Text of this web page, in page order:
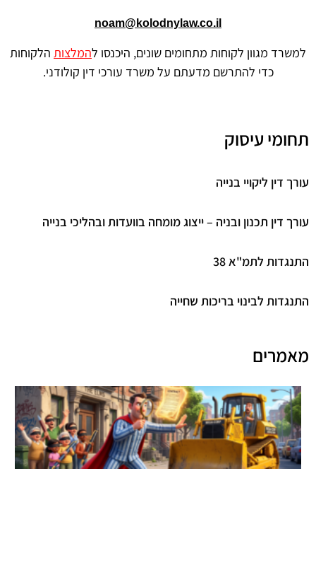
noam@kolodnylaw.co.il
למשרד מגוון לקוחות מתחומים שונים, היכנסו להמלצות הלקוחות
כדי להתרשם מדעתם על משרד עורכי דין קולודני.
תחומי עיסוק
עורך דין ליקויי בנייה
עורך דין תכנון ובניה – ייצוג מומחה בוועדות ובהליכי בנייה
התנגדות לתמ"א 38
התנגדות לבינוי בריכות שחייה
מאמרים